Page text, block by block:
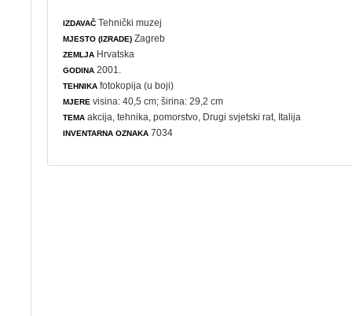
IZDAVAČ Tehnički muzej
MJESTO (IZRADE) Zagreb
ZEMLJA Hrvatska
GODINA 2001.
TEHNIKA fotokopija (u boji)
MJERE visina: 40,5 cm; širina: 29,2 cm
TEMA akcija ,tehnika ,pomorstvo Drugi svjetski rat , Italija
INVENTARNA OZNAKA 7034